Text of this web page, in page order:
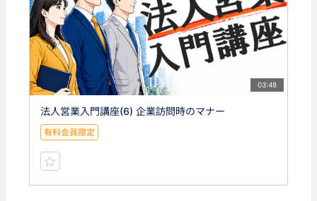
03:48
法人営業入門講座(6) 企業訪問時のマナー
有料会員限定